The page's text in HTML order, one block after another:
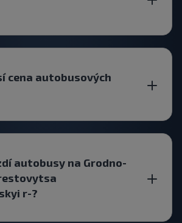
cena autobusových
autobusy na Grodno-
r-?